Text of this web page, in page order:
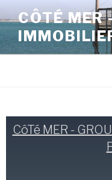
CÔTÉ MER
CôTé MER -